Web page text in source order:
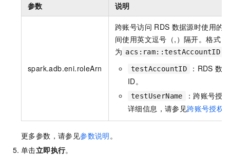
参数 说明
spark.adb.eni.roleArn
跨账号访问 RDS 数据源时使用的
间使用英文逗号（,）隔开。格式
为
testAccountID ：RDS 数
ID。
testUserName
：跨账号授
详细信息，请参见跨账号授权
更多参数，请参见参数说明。
单击立即执行。